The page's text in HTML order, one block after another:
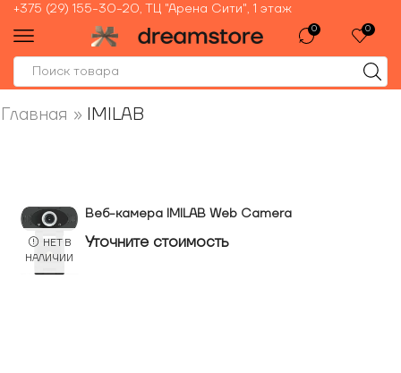
+375 (29) 155-30-20, ТЦ "Арена Сити", 1 этаж
0 0
Главная » IMILAB
НЕТ В
НАЛИЧИИ
Веб-камера IMILAB Web Camera
Уточнитe стоимость